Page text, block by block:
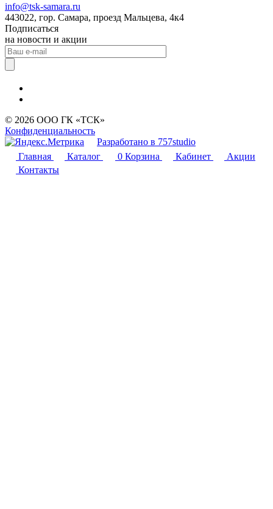
info@tsk-samara.ru
443022, гор. Самара, проезд Мальцева, 4к4
Подписаться
на новости и акции
© 2026 ООО ГК «ТСК»
Конфиденциальность
Разработано в 757studio
Главная
Каталог 0 Корзина Кабинет
Акции
Контакты